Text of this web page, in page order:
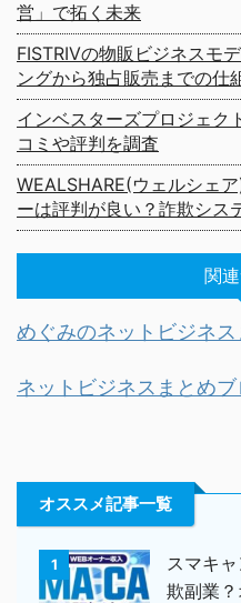
営」で拓く未来
FISTRIVの物販ビジネスモ
ングから独占販売までの仕
インベスターズプロジェク
コミや評判を調査
WEALSHARE(ウェルシェ
ーは評判が良い？詐欺シス
関
めぐみのネットビジネス
ネットビジネスまとめ
オススメ記事一覧
1
スマキ
欺副業